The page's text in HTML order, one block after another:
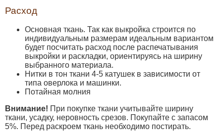
Расход
Основная ткань. Так как выкройка строится по
индивидуальным размерам идеальным вариантом
будет посчитать расход после распечатывания
выкройки и раскладки, ориентируясь на ширину
выбранного материала.
Нитки в тон ткани 4-5 катушек в зависимости от
типа оверлока и машинки.
Потайная молния
Внимание! При покупке ткани учитывайте ширину
ткани, усадку, неровность срезов. Покупайте с запасом
5%. Перед раскроем ткань необходимо постирать.